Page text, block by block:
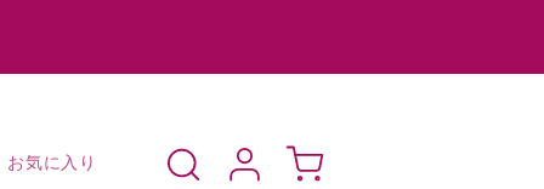
お気に入り
グ
イ
ー